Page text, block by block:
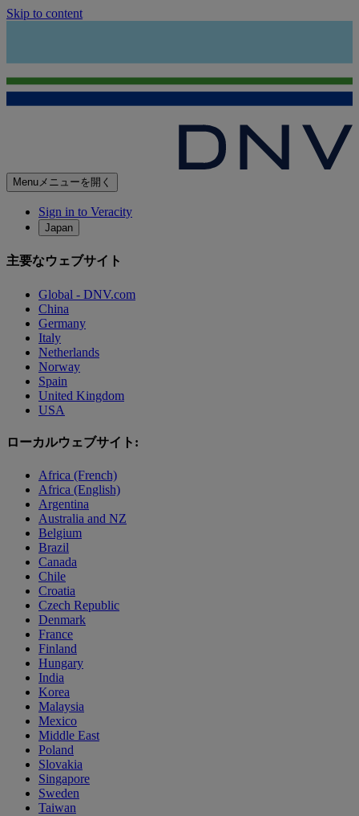
Skip to content
Menuメニューを開く
Sign in to Veracity
Japan
主要なウェブサイト
Global - DNV.com
China
Germany
Italy
Netherlands
Norway
Spain
United Kingdom
USA
ローカルウェブサイト:
Africa (French)
Africa (English)
Argentina
Australia and NZ
Belgium
Brazil
Canada
Chile
Croatia
Czech Republic
Denmark
France
Finland
Hungary
India
Korea
Malaysia
Mexico
Middle East
Poland
Slovakia
Singapore
Sweden
Taiwan